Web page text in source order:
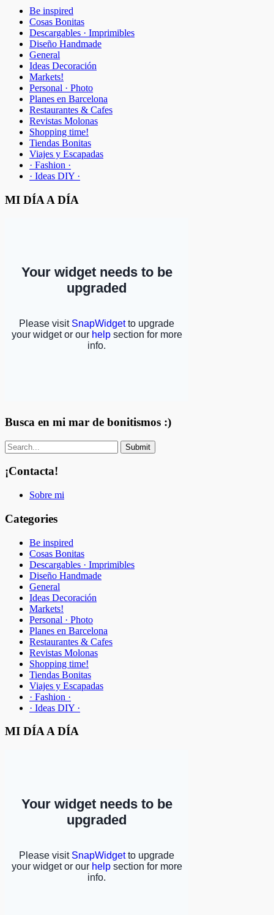
Be inspired
Cosas Bonitas
Descargables · Imprimibles
Diseño Handmade
General
Ideas Decoración
Markets!
Personal · Photo
Planes en Barcelona
Restaurantes & Cafes
Revistas Molonas
Shopping time!
Tiendas Bonitas
Viajes y Escapadas
· Fashion ·
· Ideas DIY ·
MI DÍA A DÍA
Busca en mi mar de bonitismos :)
¡Contacta!
Sobre mi
Categories
Be inspired
Cosas Bonitas
Descargables · Imprimibles
Diseño Handmade
General
Ideas Decoración
Markets!
Personal · Photo
Planes en Barcelona
Restaurantes & Cafes
Revistas Molonas
Shopping time!
Tiendas Bonitas
Viajes y Escapadas
· Fashion ·
· Ideas DIY ·
MI DÍA A DÍA